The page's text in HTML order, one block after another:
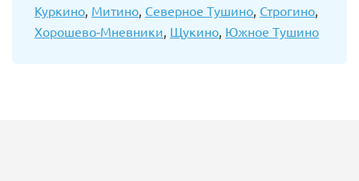
Куркино Митино Северное Тушино Строгино
Хорошево-Мневники Щукино Южное Тушино